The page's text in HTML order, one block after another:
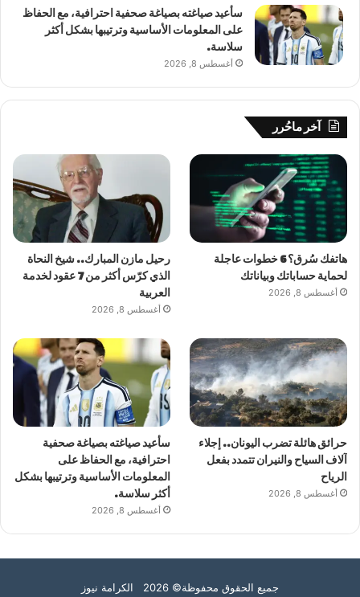
سأعيد صياغته بصياغة صحفية احترافية، مع الحفاظ
على المعلومات الأساسية وترتيبها بشكل أكثر
سلاسة.
أغسطس 8, 2026
آخر ماحُرر
هاتفك سُرق؟ 6 خطوات عاجلة
لحماية حساباتك وبياناتك
أغسطس 8, 2026
رحيل مازن المبارك.. شيخ النحاة
الذي كرّس أكثر من 7 عقود لخدمة
العربية
أغسطس 8, 2026
حرائق هائلة تضرب اليونان.. إجلاء
آلاف السياح والنيران تتمدد بفعل
الرياح
أغسطس 8, 2026
سأعيد صياغته بصياغة صحفية
احترافية، مع الحفاظ على
المعلومات الأساسية وترتيبها بشكل
أكثر سلاسة.
أغسطس 8, 2026
جميع الحقوق محفوظة© 2026 الكرامة نيوز